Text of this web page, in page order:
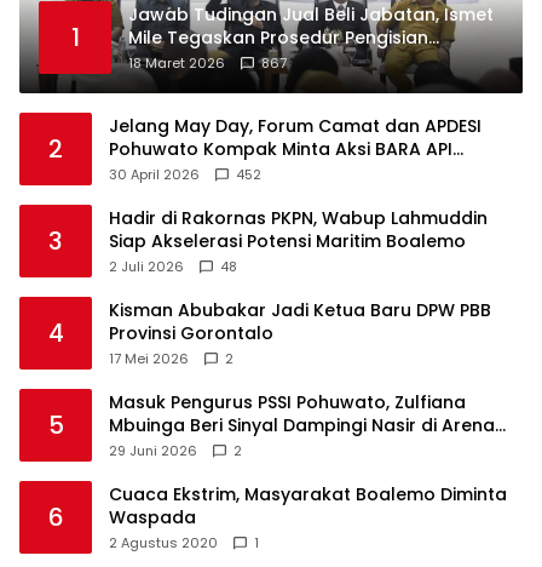
1
Jawab Tudingan Jual Beli Jabatan, Ismet
Mile Tegaskan Prosedur Pengisian
Jabatan
18 Maret 2026 867
2
Jelang May Day, Forum Camat dan APDESI
Pohuwato Kompak Minta Aksi BARA API
Ditunda
30 April 2026 452
3
Hadir di Rakornas PKPN, Wabup Lahmuddin
Siap Akselerasi Potensi Maritim Boalemo
2 Juli 2026 48
4
Kisman Abubakar Jadi Ketua Baru DPW PBB
Provinsi Gorontalo
17 Mei 2026 2
5
Masuk Pengurus PSSI Pohuwato, Zulfiana
Mbuinga Beri Sinyal Dampingi Nasir di Arena
Politik ?
29 Juni 2026 2
6
Cuaca Ekstrim, Masyarakat Boalemo Diminta
Waspada
2 Agustus 2020 1